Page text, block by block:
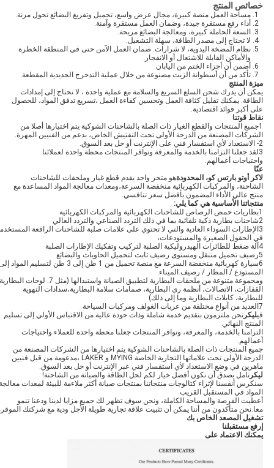
خصائص المنتج
مساحة العمل منصة كبيرة، مجال عرض واسع، تحميل وتفريغ البضائع تحول مرنة.
أداء رفع مستقرة جيدة، وضمان العمل مستقرة وآمنة.
السعة الحاملة كبيرة، ومعالجة البضائع مريحة.
لا تحتاج إلى مصدر الطاقة، سهلة التشغيل.
نظام المضخة اليدوية، لا شرارات. ضمان العمل الآمن حتى في المنطقة الخطرة
والأماكن القابلة للاشتعال أو الانفجار.
أضمن أن أجزاء الختم من اليابان
تأكد من أن أسطوانة الزيت مصنوعة من خلال عملية التدحرج الحديدية المقطعة.
ميزة المنتج
يمكن أن يدرك شحن السلع السريع والسلامة مع عملية واحدة ، لا تحتاج إلى إمدادات
الطاقة. يمكنك تقليل كثافة العمل وتحسين كفاءة العمل ،تسريع تدفق المواد، للحصول
على أكبر فوائد اقتصادية.
نقاط قوتنا
1جميع المنتجات والقطع الغيار ذات الصلة بالشاحنات الشوكية يتم اختيارها أصلا من
الشركات المصنعة من الدرجة الأولى تحت التفتيش الخاص، بدعم من الفنيين المهرة.
2- الاستعداد لأي استفسار فني على الإنترنت أو حل بعد السوق.
3لقد جعلنا التزامنا بالخدمة والمعرفة وتوافر المنتجات محطة واحدة لعملائنا
واحتياجات أعمالهم.
عنّا
لاكر أوتو بارتس كو، المحدودةهو متجر واحد يقدم قطع غيار وملحقات للشاحنات
الشاحنة، والمركبات الكهربائية منخفضة السرعة،ومعدات معالجة المواد المساعدة مع
منتج عالي الأداء المضمون بأفضل سعر تنافسي.
منتجاتنا الأساسية هي كما يلي:
1بطاريات حمض الرصاص للشاحنات الكهربائية والمركبات الكهربائية
2شاحنات بطارية ذكية تلقائية بما في ذلك التردد الصناعي والتردد العالي
3الإطارات السوداء العادية والتي لا تحتوي على علامات صلبة للشاحنات الرافعة
في الحقول الصغيرة والمستودعات،
4آلة ضغط للطائرات الهيدروليكية الصلبة لتركيب وتفكيك الإطارات الصلبة
5رصيف تحميل متنقل ومستوى رصيف ثابت لتحميل الحاويات والبضائع
6سيارة كهربائية منخفضة السرعة مع منصة تحميل من 1 طن إلى 3 طن لتسليم المواد
المستودع / المطار / رصيف الميناء.
ومجموعة متنوعة من ملحقات البطارية لتطبيق الصيانة واستبدالها (مثل 7. لوحات
القفازات، الاتصالات، أنظمة ري البطارية، صمامات سلامة البطارية،سدادات التهوية
للبطارية، كابلات البطارية وما إلى ذلك)
7العديد من أنواع مختلفة من عربات الغولف ومركبات السياحة
فيليكر نحن ملتزمون بتقديم خدمة شاملة وذات جودة عالية من الاقتباس الأولي إلى تسليم
المنتج النهائي
التزامنا بالخدمة، والمعرفة، وتوافر المنتجات جعلنا محطة واحدة للعملاء واحتياجات
أعمالهم.
جميع المنتجات ذات الصلة بالشاحنات الشوكية يتم اختيارها من الشركات المصنعة من
الدرجة الأولى تحت علاماتها التجارية الخاصة MYING و LAKER ،مدعومة من قبل فنيين
ماهرين في وضع الاستعداد لأي استفسار فني عبر الإنترنت أو حل بعد السوق.
ليكر نأمل بصدق أن نكون أفضل خيار لكم لحل الطاقة والصيانة من الشاحنة!
سنكرس أنفسنا لإثراء كتالوجات منتجاتنا بمنتجات صيانة أكثر ملاءمة للبيئة لمعدات
المواد في المستقبل القريب.
أعطيت الفرصة والمساحة الكاملة، ونحن سوف تظهر لك جميع مزايا لدينا ودعنا تنمو
معا.نحن متأكدون من أننا يمكن أن تثبيت علاقة تجارية طويلة الأجل ودية مع شركتك
تشغيل المصعد الخاص بك
إرفع مستقبلنا
يمكنك الاعتماد على